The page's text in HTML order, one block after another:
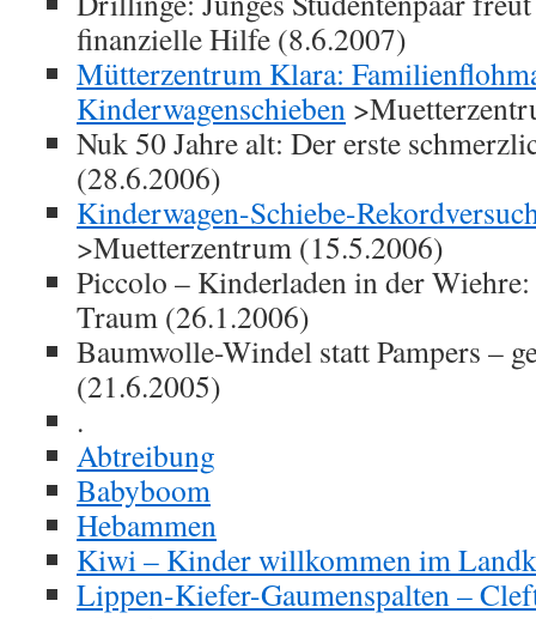
finanzielle Hilfe (8.6.2007)
Mütterzentrum Klara:
Kinderwagenschieben
Nuk 50 Jahre alt: Der erste
(28.6.2006)
Kinderwagen-Schiebe-
>Muetterzentrum (15.5.2006)
Piccolo – Kinderladen in der
Traum (26.1.2006)
Baumwolle-Windel statt Pampers –
(21.6.2005)
.
Abtreibung
Babyboom
Hebammen
Kiwi – Kinder willkommen im
Lippen-Kiefer-Gaumenspalten –